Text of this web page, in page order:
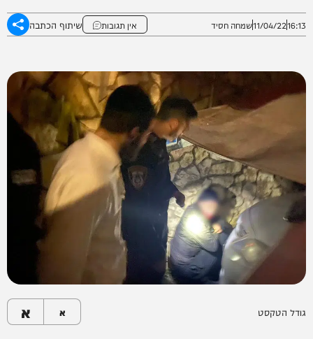
16:13
11/04/22שמחה חסיד אין תגובות שיתוף הכתבה
גודל הטקסט א א